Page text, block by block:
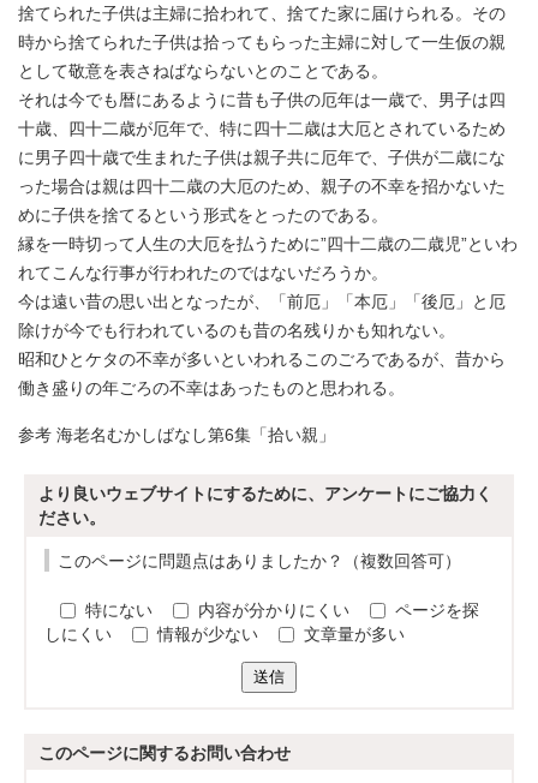
捨てられた子供は主婦に拾われて、捨てた家に届けられる。その
時から捨てられた子供は拾ってもらった主婦に対して一生仮の親
として敬意を表さねばならないとのことである。
それは今でも暦にあるように昔も子供の厄年は一歳で、男子は四
十歳、四十二歳が厄年で、特に四十二歳は大厄とされているため
に男子四十歳で生まれた子供は親子共に厄年で、子供が二歳にな
った場合は親は四十二歳の大厄のため、親子の不幸を招かないた
めに子供を捨てるという形式をとったのである。
縁を一時切って人生の大厄を払うために”四十二歳の二歳児”といわ
れてこんな行事が行われたのではないだろうか。
今は遠い昔の思い出となったが、「前厄」「本厄」「後厄」と厄
除けが今でも行われているのも昔の名残りかも知れない。
昭和ひとケタの不幸が多いといわれるこのごろであるが、昔から
働き盛りの年ごろの不幸はあったものと思われる。
参考 海老名むかしばなし第6集「拾い親」
より良いウェブサイトにするために、アンケートにご協力く
ださい。
このページに問題点はありましたか？（複数回答可）
特にない 内容が分かりにくい
ページを探
しにくい
情報が少ない 文章量が多い
送信
このページに関するお問い合わせ